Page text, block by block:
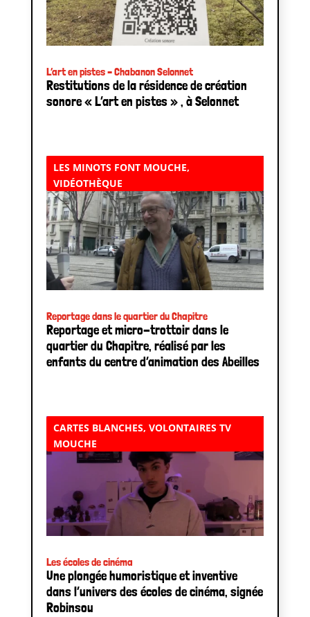
L’art en pistes – Chabanon Selonnet
Restitutions de la résidence de création
sonore « L’art en pistes » , à Selonnet
Reportage dans le quartier du Chapitre
LES MINOTS FONT MOUCHE,
VIDÉOTHÈQUE
Reportage et micro-trottoir dans le
quartier du Chapitre, réalisé par les
enfants du centre d’animation des Abeilles
Les écoles de cinéma
CARTES BLANCHES, VOLONTAIRES TV
MOUCHE
Une plongée humoristique et inventive
dans l’univers des écoles de cinéma, signée
Robinsou